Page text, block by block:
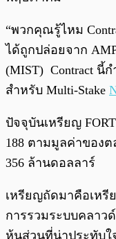
“พวกคุณรู้ไหม
ได้ถูกปล่อยจาก
(MIST) Contract นี้
สำหรับ Multi-Stake
ปัจจุบันเหรียญ
188 ตามมูลค่าของ
356 ล้านดอลลาร์
เหรียญถัดมาคือเหรี
การรวมระบบคลาว
หุ้นส่วนที่น่าประทับใจ